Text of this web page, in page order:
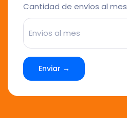
Cantidad de envíos al mes
Enviar →